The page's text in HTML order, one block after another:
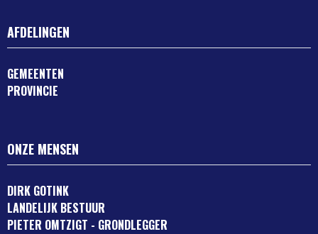
AFDELINGEN
GEMEENTEN
PROVINCIE
ONZE MENSEN
DIRK GOTINK
LANDELIJK BESTUUR
PIETER OMTZIGT - GRONDLEGGER